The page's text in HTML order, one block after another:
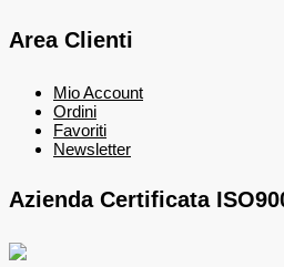
Area Clienti
Mio Account
Ordini
Favoriti
Newsletter
Azienda Certificata